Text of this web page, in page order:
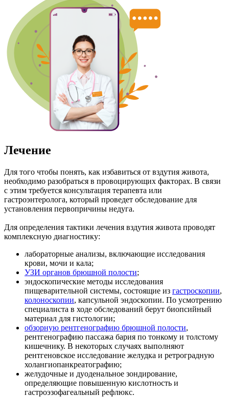
Лечение
Для того чтобы понять, как избавиться от вздутия живота,
необходимо разобраться в провоцирующих факторах. В связи
с этим требуется консультация терапевта или
гастроэнтеролога, который проведет обследование для
установления первопричины недуга.
Для определения тактики лечения вздутия живота проводят
комплексную диагностику:
лабораторные анализы, включающие исследования
крови, мочи и кала;
УЗИ органов брюшной полости;
эндоскопические методы исследования
пищеварительной системы, состоящие из гастроскопии,
колоноскопии, капсульной эндоскопии. По усмотрению
специалиста в ходе обследований берут биопсийный
материал для гистологии;
обзорную рентгенографию брюшной полости,
рентгенографию пассажа бария по тонкому и толстому
кишечнику. В некоторых случаях выполняют
рентгеновское исследование желудка и ретроградную
холангиопанкреатографию;
желудочные и дуоденальное зондирование,
определяющие повышенную кислотность и
гастроэзофагеальный рефлюкс.